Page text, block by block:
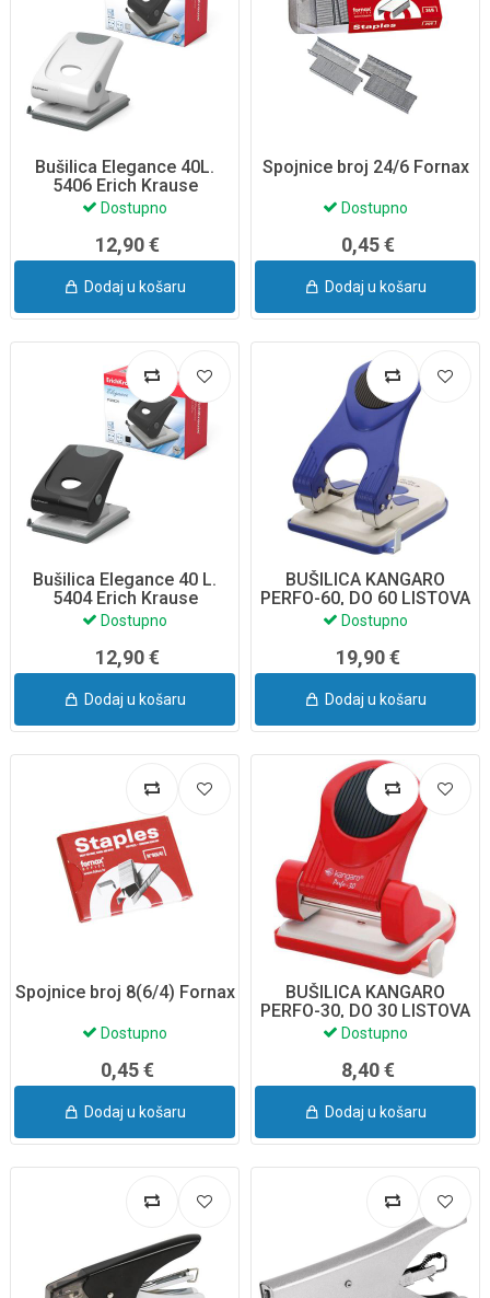
Bušilica Elegance 40L.
5406 Erich Krause
Dostupno
12,90 €
Dodaj u košaru
Spojnice broj 24/6 Fornax
Dostupno
0,45 €
Dodaj u košaru
Bušilica Elegance 40 L.
5404 Erich Krause
Dostupno
12,90 €
Dodaj u košaru
BUŠILICA KANGARO
PERFO-60, DO 60 LISTOVA
PLAVA
Dostupno
19,90 €
Dodaj u košaru
Spojnice broj 8(6/4) Fornax
Dostupno
0,45 €
Dodaj u košaru
BUŠILICA KANGARO
PERFO-30, DO 30 LISTOVA
CRVENA KA30-04
Dostupno
8,40 €
Dodaj u košaru